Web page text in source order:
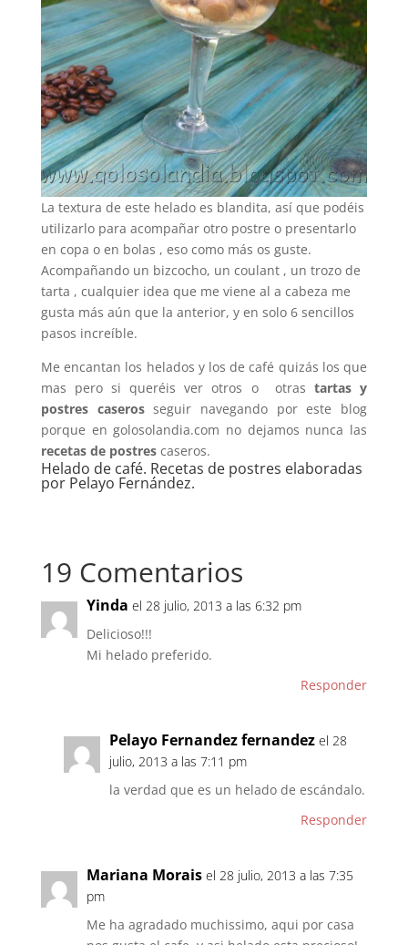
La textura de este helado es blandita, así que podéis
utilizarlo para acompañar otro postre o presentarlo
en copa o en bolas , eso como más os guste.
Acompañando un bizcocho, un coulant , un trozo de
tarta , cualquier idea que me viene al a cabeza me
gusta más aún que la anterior, y en solo 6 sencillos
pasos increíble.
Me encantan los helados y los de café quizás los que
mas pero si queréis ver otros o otrastartas y
postres caserosseguir navegando por este blog
porque en golosolandia.com no dejamos nunca las
recetas de postres caseros.
Helado de café. Recetas de postres elaboradas
por Pelayo Fernández.
19 Comentarios
Yinda el 28 julio, 2013 a las 6:32 pm
Delicioso!!!
Mi helado preferido.
Responder
Pelayo Fernandez fernandez el 28
julio, 2013 a las 7:11 pm
la verdad que es un helado de escándalo.
Responder
Mariana Morais el 28 julio, 2013 a las 7:35
pm
Me ha agradado muchissimo, aqui por casa